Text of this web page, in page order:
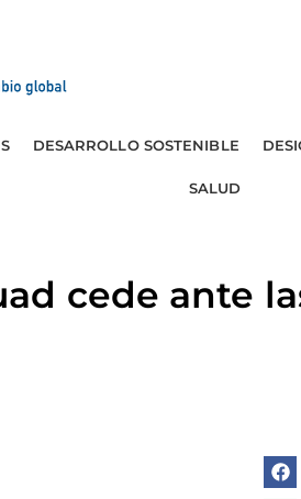
DESARROLLO SOSTENIBLE
SALUD
cede ante